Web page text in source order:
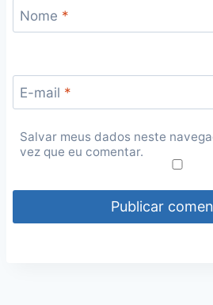
Nome *
E-mail *
Salvar meus dados neste
vez que eu comentar.